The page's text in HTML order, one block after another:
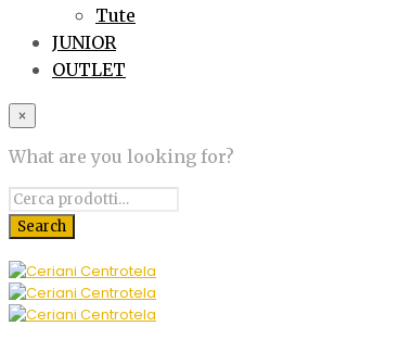
Tute
JUNIOR
OUTLET
×
What are you looking for?